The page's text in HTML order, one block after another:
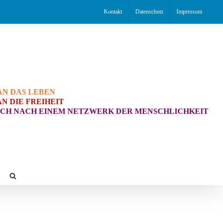
Kontakt Datenschutz Impressum
DAS LEBEN
DIE FREIHEIT
NACH EINEM NETZWERK DER MENSCHLICHKEIT